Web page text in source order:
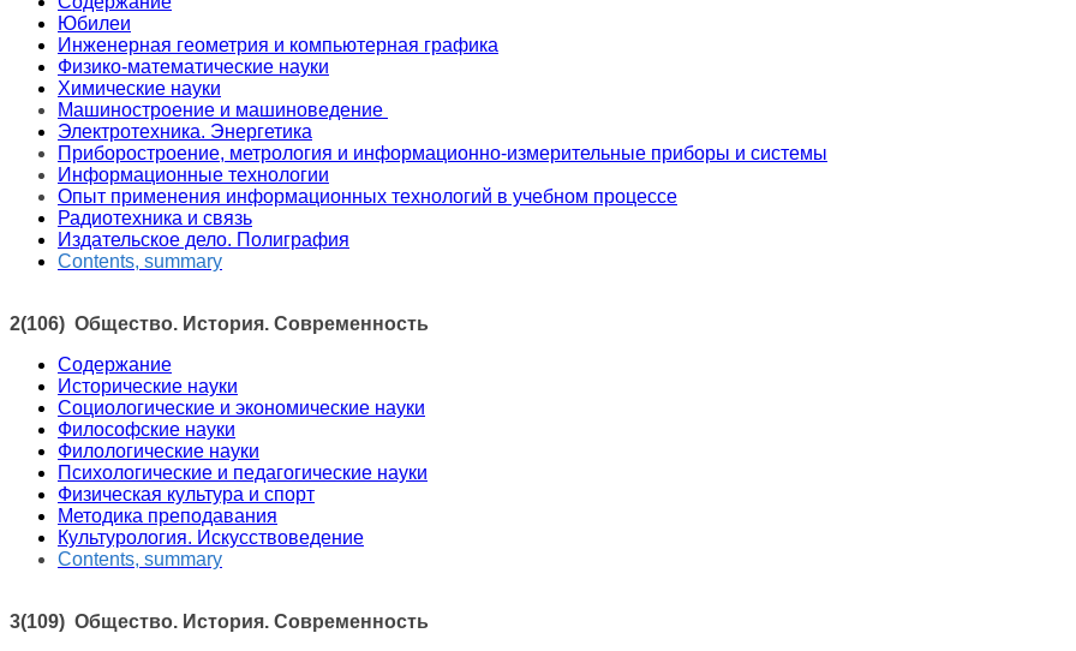
Юбилеи
Инженерная геометрия и компьютерная графика
Физико-математические науки
Химические науки
Машиностроение и машиноведение
Электротехника. Энергетика
Приборостроение, метрология и информационно-измерительные приборы и системы
Информационные технологии
Опыт применения информационных технологий в учебном процессе
Радиотехника и связь
Издательское дело. Полиграфия
Contents, summary
2(106) Общество. История. Современность
Содержание
Исторические науки
Социологические и экономические науки
Философские науки
Филологические науки
Психологические и педагогические науки
Физическая культура и спорт
Методика преподавания
Культурология. Искусствоведение
Contents, summary
3(109) Общество. История. Современность